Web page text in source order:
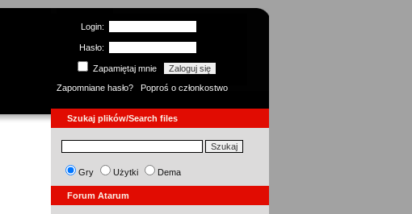
Login:
Hasło:
Zapamiętaj mnie
Zapomniane hasło?
Poproś o członkostwo
Szukaj plików/Search files
Gry Użytki Dema
Forum Atarum